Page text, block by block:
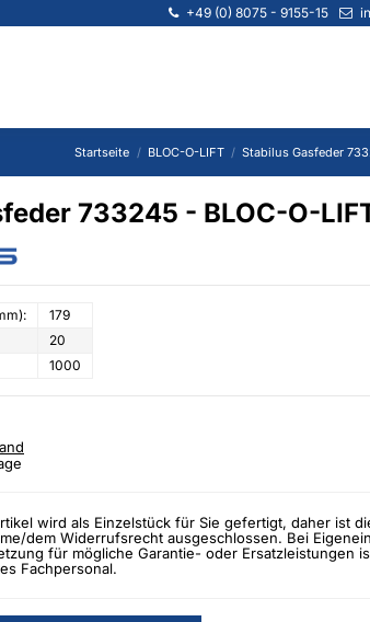
+49 (0) 8075 - 9155-15
Startseite BLOC-O-LIFT Stabilus Gasfeder
733245 - BLOC-O-
179
20
1000
wird als Einzelstück für Sie gefertigt, daher ist
dem Widerrufsrecht ausgeschlossen. Bei
für mögliche Garantie- oder Ersatzleistungen
Fachpersonal.